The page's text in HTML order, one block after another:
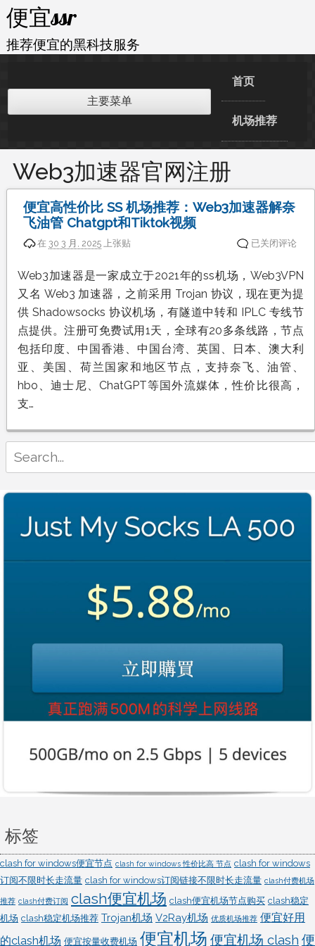
内
容
便宜ssr
推荐便宜的黑科技服务
主要菜单
首页
机场推荐
Web3加速器官网注册
便宜高性价比 SS 机场推荐：Web3加速器解奈
飞油管 Chatgpt和Tiktok视频
在 30 3 月, 2025 上张贴
便
性
价
比
SS
机
场
推
荐：
Web3
解
奈
油
Chatgpt
Tiktok
视
已关闭评论
Web3加速器是一家成立于2021年的ss机场，Web3VPN
又名 Web3 加速器，之前采用 Trojan 协议，现在更为提
供 Shadowsocks 协议机场，有隧道中转和 IPLC 专线节
点提供。注册可免费试用1天，全球有20多条线路，节点
包括印度、中国香港、中国台湾、英国、日本、澳大利
亚、美国、荷兰国家和地区节点，支持奈飞、油管、
hbo、迪士尼、ChatGPT等国外流媒体，性价比很高，
支…
for:
标签
clash for windows便宜节点 clash for windows 性价比高 节点 clash for windows
订阅不限时长走流量 clash for windows订阅链接不限时长走流量 clash付费机场
推荐 clash付费订阅 clash便宜机场 clash便宜机场节点购买 clash稳定
机场 clash稳定机场推荐 Trojan机场 V2Ray机场 优质机场推荐 便宜好用
的clash机场 便宜按量收费机场 便宜机场 便宜机场 clash 便